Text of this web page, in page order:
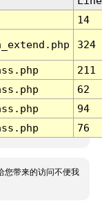
14
324
211
62
94
76
您带来的访问不便我